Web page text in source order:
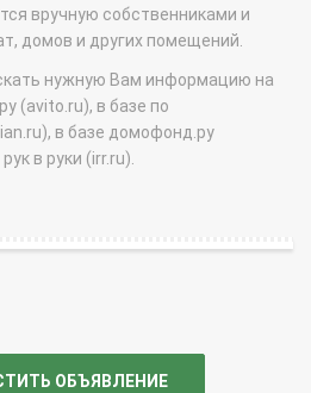
вручную собственниками и
домов и других помещений.
нужную Вам информацию на
(avito.ru), в базе по
в базе домофонд.ру
в руки (irr.ru).
ОБЪЯВЛЕНИЕ